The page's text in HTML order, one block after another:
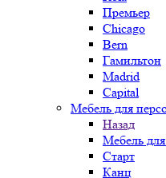
Премьер
Chicago
Bern
Гамильтон
Madrid
Capital
Мебель для
Назад
Мебель
Старт
Канц